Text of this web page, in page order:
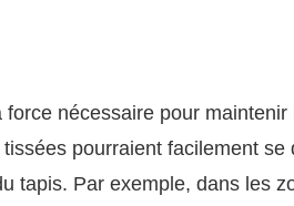
nécessaire pour
pourraient facilement se
tapis. Par exemple, dans les